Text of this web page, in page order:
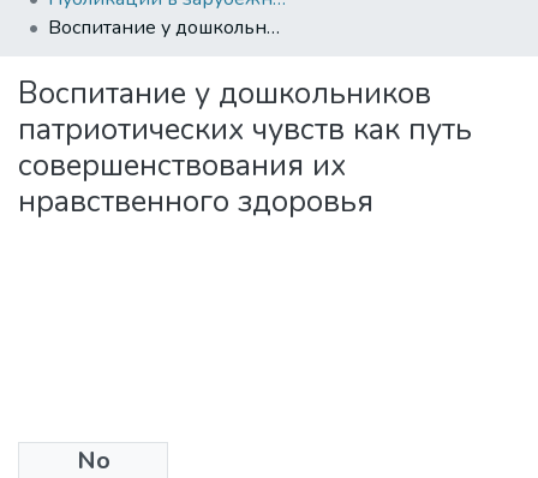
All of DSpace
Воспитание у дошкольников патриотических чувств как путь совершенствования их нравственного здоровья
Воспитание у дошкольников
патриотических чувств как путь
совершенствования их
нравственного здоровья
No